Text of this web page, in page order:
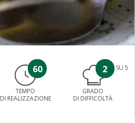
60
TEMPO
DI REALIZZAZIONE
2 SU 5
GRADO
DI DIFFICOLTÀ